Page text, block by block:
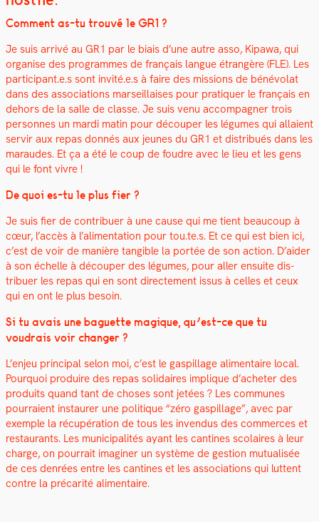
Com­ment as-tu trou­vé le GR1 ?
Je suis arrivé au GR1 par le biais d’une autre asso, Kipawa, qui
organ­ise des pro­grammes de français langue étrangère (FLE). Les
participant.e.s sont invité.e.s à faire des mis­sions de bénévolat
dans des asso­ci­a­tions mar­seil­lais­es pour pra­ti­quer le français en
dehors de la salle de classe. Je suis venu accom­pa­g­n­er trois
per­son­nes un mar­di matin pour découper les légumes qui allaient
servir aux repas don­nés aux jeunes du GR1 et dis­tribués dans les
maraudes. Et ça a été le coup de foudre avec le lieu et les gens
qui le font vivre !
De quoi es-tu le plus fier ?
Je suis fier de con­tribuer à une cause qui me tient beau­coup à
cœur, l’ac­cès à l’al­i­men­ta­tion pour tou.te.s. Et ce qui est bien ici,
c’est de voir de manière tan­gi­ble la portée de son action. D’aider
à son échelle à découper des légumes, pour aller ensuite dis­
tribuer les repas qui en sont directe­ment issus à celles et ceux
qui en ont le plus besoin.
Si tu avais une baguette mag­ique, qu’est-ce que tu
voudrais voir chang­er ?
L’en­jeu prin­ci­pal selon moi, c’est le gaspillage ali­men­taire local.
Pourquoi pro­duire des repas sol­idaires implique d’acheter des
pro­duits quand tant de choses sont jetées ? Les com­munes
pour­raient instau­r­er une poli­tique “zéro gaspillage”, avec par
exem­ple la récupéra­tion de tous les inven­dus des com­merces et
restau­rants. Les munic­i­pal­ités ayant les can­tines sco­laires à leur
charge, on pour­rait imag­in­er un sys­tème de ges­tion mutu­al­isée
de ces den­rées entre les can­tines et les asso­ci­a­tions qui lut­tent
con­tre la pré­car­ité ali­men­taire.